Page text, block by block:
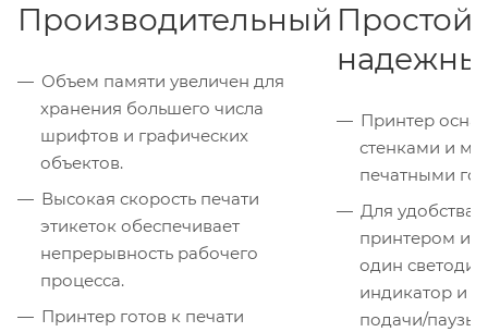
Производительный
Объем памяти увеличен для
хранения большего числа
шрифтов и графических
объектов.
Высокая скорость печати
этикеток обеспечивает
непрерывность рабочего
процесса.
Принтер готов к печати
Простой
Принтер
стенками и
печатными
Для удобства
принтером
один
индикатор и
подачи/паузы.